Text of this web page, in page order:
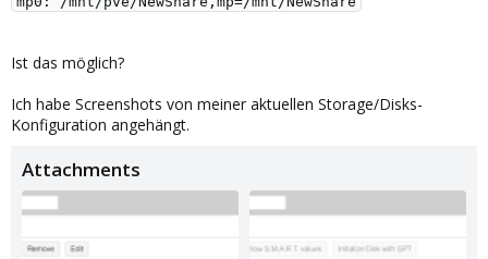
Ist das möglich?
Ich habe Screenshots von meiner aktuellen Storage/Disks-
Konfiguration angehängt.
Attachments